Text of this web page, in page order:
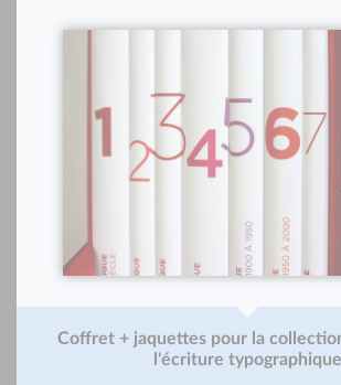
Coffret + jaquettes pour la
l'écriture typographique